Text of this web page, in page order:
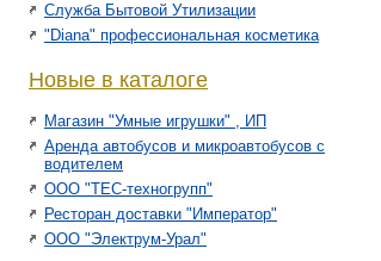
Служба Бытовой Утилизации
"Diana" профессиональная косметика
Новые в каталоге
Магазин "Умные игрушки" , ИП
Аренда автобусов и микроавтобусов с
водителем
ООО "ТЕС-техногрупп"
Ресторан доставки "Император"
ООО "Электрум-Урал"